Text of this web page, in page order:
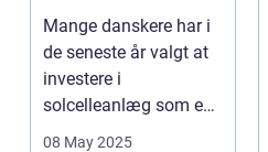
vinteren?
Mange danskere har i
de seneste år valgt at
investere i
solcelleanlæg som en
08 May 2025